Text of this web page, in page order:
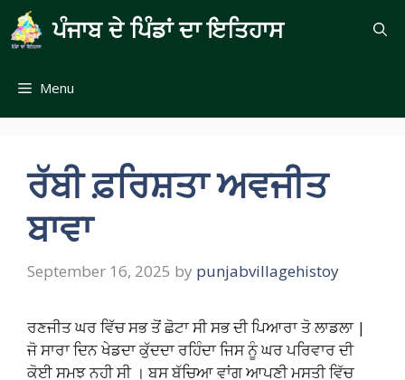
Skip
to
content
ਪੰਜਾਬ ਦੇ ਪਿੰਡਾਂ ਦਾ ਇਤਿਹਾਸ
Menu
ਰੱਬੀ ਫ਼ਰਿਸ਼ਤਾ ਅਵਜੀਤ
ਬਾਵਾ
September 16, 2025 by punjabvillagehistoy
ਰਣਜੀਤ ਘਰ ਵਿੱਚ ਸਭ ਤੋਂ ਛੋਟਾ ਸੀ ਸਭ ਦੀ ਪਿਆਰਾ ਤੋ ਲਾਡਲਾ |
ਜੋ ਸਾਰਾ ਦਿਨ ਖੇਡਦਾ ਕੁੱਦਦਾ ਰਹਿੰਦਾ ਜਿਸ ਨੂੰ ਘਰ ਪਰਿਵਾਰ ਦੀ
ਕੋਈ ਸਮਝ ਨਹੀ ਸੀ । ਬਸ ਬੱਚਿਆ ਵਾਂਗ ਆਪਣੀ ਮਸਤੀ ਵਿੱਚ